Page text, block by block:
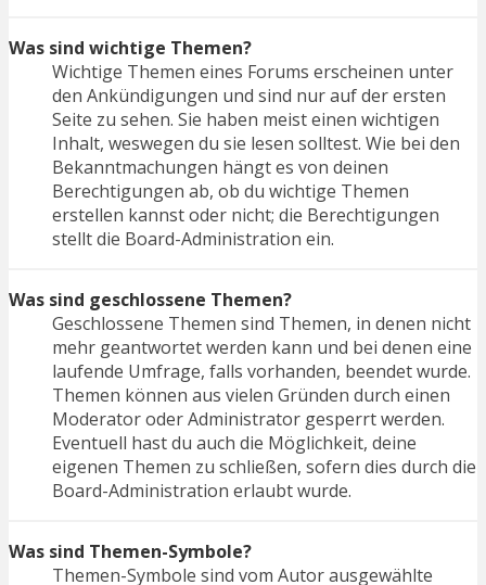
Was sind wichtige Themen?
Wichtige Themen eines Forums erscheinen unter
den Ankündigungen und sind nur auf der ersten
Seite zu sehen. Sie haben meist einen wichtigen
Inhalt, weswegen du sie lesen solltest. Wie bei den
Bekanntmachungen hängt es von deinen
Berechtigungen ab, ob du wichtige Themen
erstellen kannst oder nicht; die Berechtigungen
stellt die Board-Administration ein.
Was sind geschlossene Themen?
Geschlossene Themen sind Themen, in denen nicht
mehr geantwortet werden kann und bei denen eine
laufende Umfrage, falls vorhanden, beendet wurde.
Themen können aus vielen Gründen durch einen
Moderator oder Administrator gesperrt werden.
Eventuell hast du auch die Möglichkeit, deine
eigenen Themen zu schließen, sofern dies durch die
Board-Administration erlaubt wurde.
Was sind Themen-Symbole?
Themen-Symbole sind vom Autor ausgewählte